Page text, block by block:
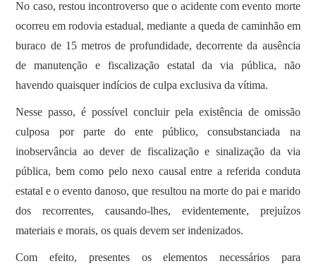
No caso, restou incontroverso que o acidente com evento morte
ocorreu em rodovia estadual, mediante a queda de caminhão em
buraco de 15 metros de profundidade, decorrente da ausência
de manutenção e fiscalização estatal da via pública, não
havendo quaisquer indícios de culpa exclusiva da vítima.
Nesse passo, é possível concluir pela existência de omissão
culposa por parte do ente público, consubstanciada na
inobservância ao dever de fiscalização e sinalização da via
pública, bem como pelo nexo causal entre a referida conduta
estatal e o evento danoso, que resultou na morte do pai e marido
dos recorrentes, causando-lhes, evidentemente, prejuízos
materiais e morais, os quais devem ser indenizados.
Com efeito, presentes os elementos necessários para